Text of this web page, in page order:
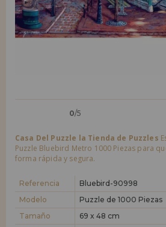
LIQUIDACIONES
Quiero registrarme como
nuevo cliente
Quiero registrarme como
nuevo distribuidor
0/5
Casa Del Puzzle la Tienda de Puzzles
Puzzle Bluebird Metro 1000 Piezas para
forma rápida y segura.
Referencia
Bluebird-90998
Modelo
Puzzle de 1000 Piezas
Tamaño
69 x 48 cm